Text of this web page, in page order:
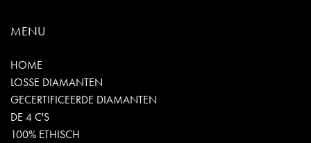
MENU
HOME
LOSSE DIAMANTEN
GECERTIFICEERDE DIAMANTEN
DE 4 C'S
100% ETHISCH